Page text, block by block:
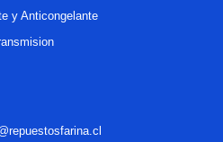
y Anticongelante